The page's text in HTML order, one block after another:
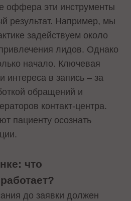
оффера эти инструменты
результат. Например, мы
задействуем около
лидов. Однако
начало. Ключевая
интереса в запись – за
обращений и
контакт-центра.
пациенту осознать
что
до заявки должен